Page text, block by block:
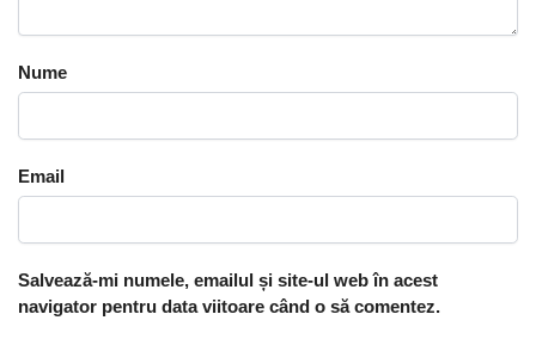
Nume
Email
Salvează-mi numele, emailul și site-ul web în acest
navigator pentru data viitoare când o să comentez.